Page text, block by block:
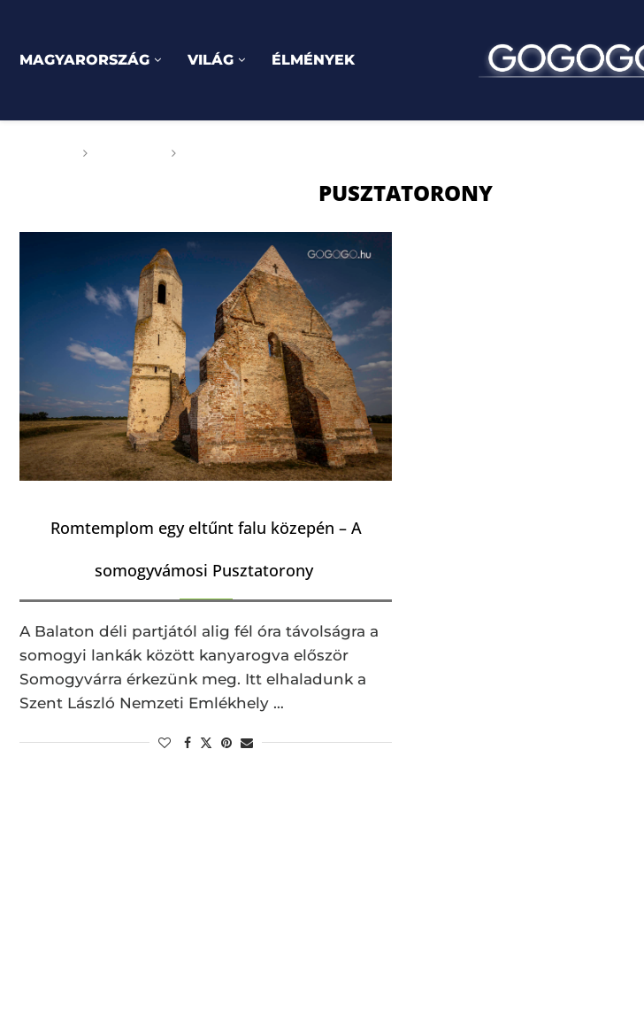
MAGYARORSZÁG VILÁG ÉLMÉNYEK
PUSZTATORONY
Romtemplom egy eltűnt falu közepén – A
somogyvámosi Pusztatorony
A Balaton déli partjától alig fél óra távolságra a
somogyi lankák között kanyarogva először
Somogyvárra érkezünk meg. Itt elhaladunk a
Szent László Nemzeti Emlékhely …